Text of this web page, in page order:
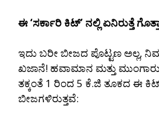
ಈ ‘ಸರ್ಕಾರಿ ಕಿಟ್’ ನಲ್ಲಿ ಏನಿರುತ್ತೆ
ಇದು ಬರೀ ಬೀಜದ ಪೊಟ್ಟಣ ಅಲ್ಲ,
ಖಜಾನೆ! ಹವಾಮಾನ ಮತ್ತು
ತಕ್ಕಂತೆ 1 ರಿಂದ 5 ಕೆ.ಜಿ ತೂಕದ ಈ
ಬೀಜಗಳಿರುತ್ತವೆ: